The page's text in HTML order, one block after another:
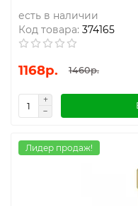
есть в наличии
Код товара: 374165
1168р. 1460р.
Лидер продаж!